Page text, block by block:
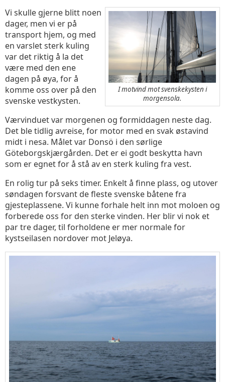
I motvind mot svenskekysten i
morgensola.
Vi skulle gjerne blitt noen
dager, men vi er på
transport hjem, og med
en varslet sterk kuling
var det riktig å la det
være med den ene
dagen på øya, for å
komme oss over på den
svenske vestkysten.
Værvinduet var morgenen og formiddagen neste dag.
Det ble tidlig avreise, for motor med en svak østavind
midt i nesa. Målet var Donsö i den sørlige
Göteborgskjærgården. Det er ei godt beskytta havn
som er egnet for å stå av en sterk kuling fra vest.
En rolig tur på seks timer. Enkelt å finne plass, og utover
søndagen forsvant de fleste svenske båtene fra
gjesteplassene. Vi kunne forhale helt inn mot moloen og
forberede oss for den sterke vinden. Her blir vi nok et
par tre dager, til forholdene er mer normale for
kystseilasen nordover mot Jeløya.